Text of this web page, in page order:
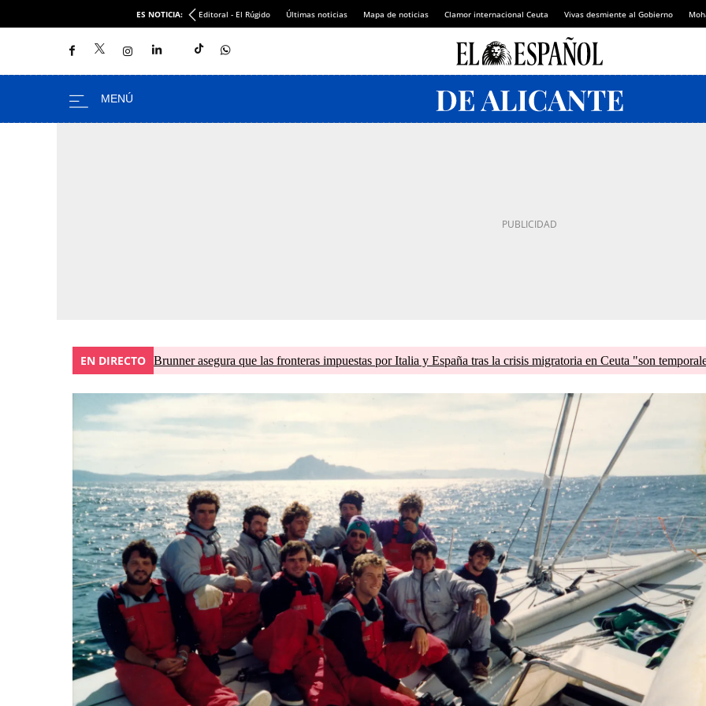
ES NOTICIA: Editoral - El Rúgido Últimas noticias Mapa de noticias Clamor internacional Ceuta Vivas desmiente al Gobierno
EN DIRECTO Brunner asegura que las fronteras impuestas por Italia y España tras la crisis migratoria en Ceuta "son